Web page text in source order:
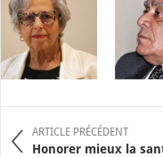
ARTICLE PRÉCÉDENT
Honorer mieux la